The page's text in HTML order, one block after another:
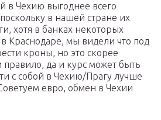
в Чехию выгоднее всего
в нашей стране их
хотя в банках некоторых
Краснодаре, мы видели что под
кроны, но это скорее
да и курс может быть
с собой в Чехию/Прагу лучше
евро, обмен в Чехии